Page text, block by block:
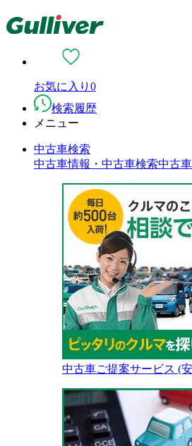
お気に入り 0
検索履歴
メニュー
中古車検索
中古車情報・中古車検索中古
中古車ご提案サービス (安